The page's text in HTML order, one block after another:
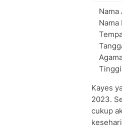
Nama
Nama
Kayes
2023.
cukup